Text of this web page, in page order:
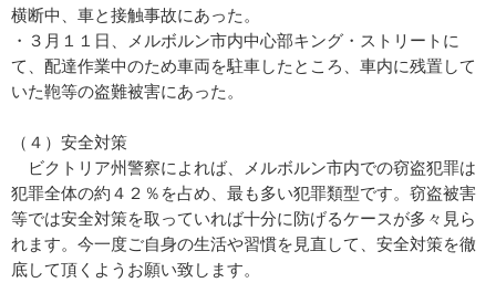
横断中、車と接触事故にあった。
・３月１１日、メルボルン市内中心部キング・ストリートに
て、配達作業中のため車両を駐車したところ、車内に残置して
いた鞄等の盗難被害にあった。
（４）安全対策
ビクトリア州警察によれば、メルボルン市内での窃盗犯罪は
犯罪全体の約４２％を占め、最も多い犯罪類型です。窃盗被害
等では安全対策を取っていれば十分に防げるケースが多々見ら
れます。今一度ご自身の生活や習慣を見直して、安全対策を徹
底して頂くようお願い致します。